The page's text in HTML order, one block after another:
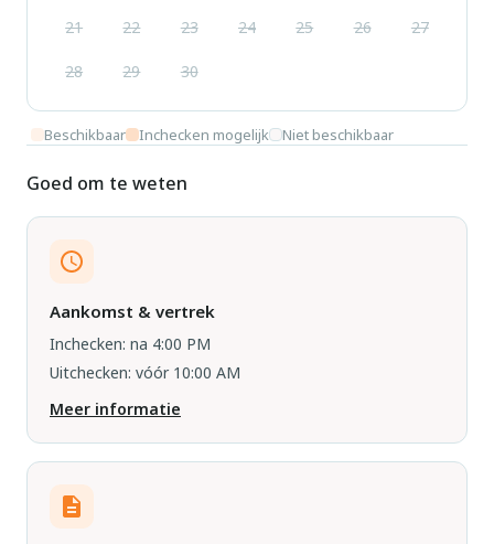
21 22 23 24 25 26 27
28 29 30
Beschikbaar Inchecken mogelijk Niet beschikbaar
Goed om te weten
Aankomst & vertrek
Inchecken: na 4:00 PM
Uitchecken: vóór 10:00 AM
Meer informatie